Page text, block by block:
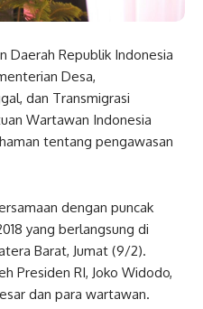
Daerah Republik Indonesia
Desa,
dan Transmigrasi
Wartawan Indonesia
tentang pengawasan
dengan puncak
yang berlangsung di
Barat, Jumat (9/2).
Presiden RI, Joko Widodo,
dan para wartawan.